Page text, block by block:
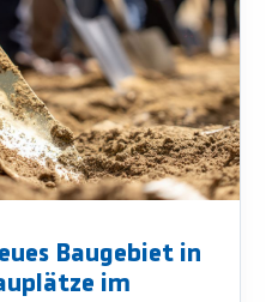
Baugebiet in
im